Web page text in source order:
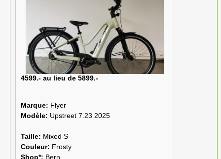
4599.- au lieu de 5899.-
Marque: Flyer
Modèle: Upstreet 7.23 2025
Taille: Mixed S
Couleur: Frosty
Shop*: Bern